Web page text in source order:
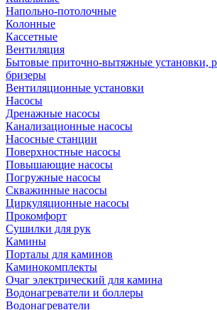
Напольно-потолочные
Колонные
Кассетные
Вентиляция
Бытовые приточно-вытяжные установки,
бризеры
Вентиляционные установки
Насосы
Дренажные насосы
Канализационные насосы
Насосные станции
Поверхностные насосы
Повышающие насосы
Погружные насосы
Скважинные насосы
Циркуляционные насосы
Прокомфорт
Сушилки для рук
Камины
Порталы для каминов
Каминокомплекты
Очаг электрический для камина
Водонагреватели и боллеры
Водонагреватели